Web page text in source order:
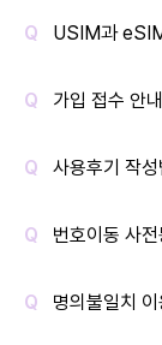
USIM과
가입 접수 안내
사용후기 작성
번호이동 사
명의불일치